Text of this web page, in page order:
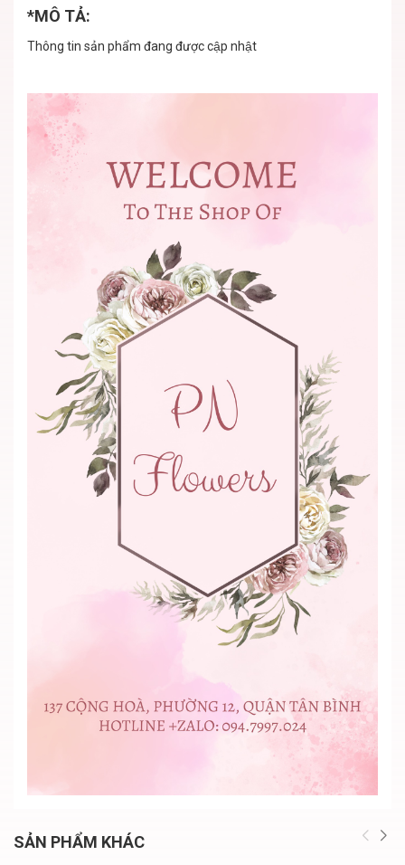
*MÔ TẢ:
Thông tin sản phẩm đang được cập nhật
SẢN PHẨM KHÁC